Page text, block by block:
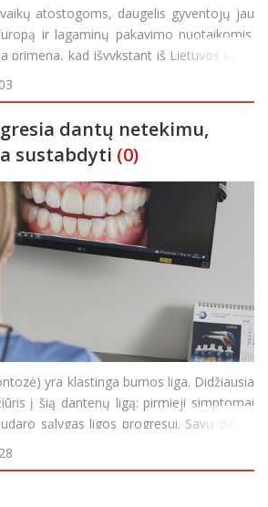
atostogoms, daugelis gyventojų jau
ir lagaminų pakavimo nuotaikomis.
primena, kad išvykstant iš Lietuvos kartu
kortele būtina pasiimti dar vieną
sv
dantų netekimu,
sustabdyti (0)
yra klastinga burnos liga. Didžiausia
į šią dantenų ligą: pirmieji simptomai
sąlygas ligos progresui. Savų dantų
komplikacija, kurią sukelia
&nda